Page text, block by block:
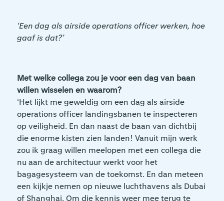
‘Een dag als airside operations officer werken, hoe
gaaf is dat?’
Met welke collega zou je voor een dag van baan
willen wisselen en waarom?
‘Het lijkt me geweldig om een dag als airside
operations officer landingsbanen te inspecteren
op veiligheid. En dan naast de baan van dichtbij
die enorme kisten zien landen! Vanuit mijn werk
zou ik graag willen meelopen met een collega die
nu aan de architectuur werkt voor het
bagagesysteem van de toekomst. En dan meteen
een kijkje nemen op nieuwe luchthavens als Dubai
of Shanghai. Om die kennis weer mee terug te